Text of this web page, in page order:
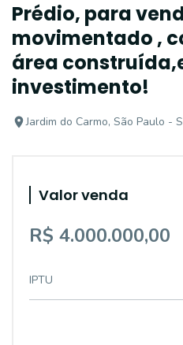
Prédio, para
movimentado ,
área
investimento!
Jardim do Carmo, São Paulo -
Valor venda
R$ 4.000.000,00
IPTU